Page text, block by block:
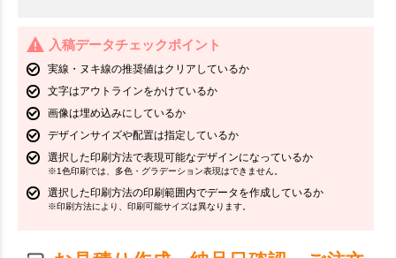
入稿データチェックポイント
実線・ヌキ線の推奨値はクリアしているか
文字はアウトラインをかけているか
画像は埋め込みにしているか
デザインサイズや配置は指定しているか
選択した印刷方法で表現可能なデザインになっているか
※1色印刷では、多色・グラデーション表現はできません。
選択した印刷方法の印刷範囲内でデータを作成しているか
※印刷方法により、印刷可能サイズは異なります。